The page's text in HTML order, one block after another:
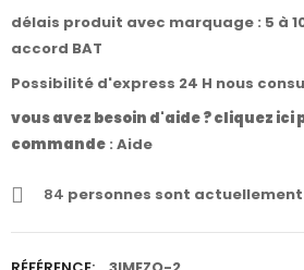
délais produit avec marquage : 5 à
accord BAT
Possibilité d'express 24 H nous
vous avez besoin d'aide ? cliquez
commande : Aide
84 personnes sont